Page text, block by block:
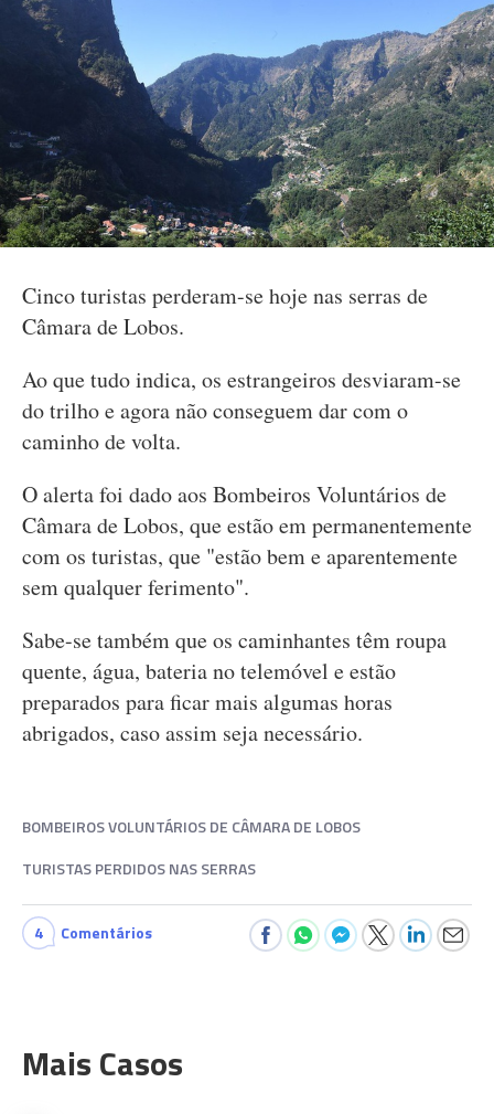
Cinco turistas perderam-se hoje nas serras de
Câmara de Lobos.
Ao que tudo indica, os estrangeiros desviaram-se
do trilho e agora não conseguem dar com o
caminho de volta.
O alerta foi dado aos Bombeiros Voluntários de
Câmara de Lobos, que estão em permanentemente
com os turistas, que "estão bem e aparentemente
sem qualquer ferimento".
Sabe-se também que os caminhantes têm roupa
quente, água, bateria no telemóvel e estão
preparados para ficar mais algumas horas
abrigados, caso assim seja necessário.
BOMBEIROS VOLUNTÁRIOS DE CÂMARA DE LOBOS
TURISTAS PERDIDOS NAS SERRAS
4 Comentários
Mais Casos